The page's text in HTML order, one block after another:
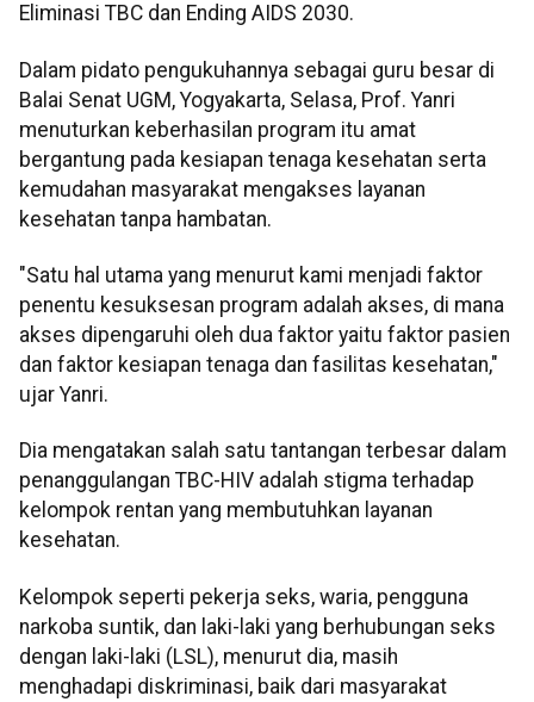
Eliminasi TBC dan Ending AIDS 2030.
Dalam pidato pengukuhannya sebagai guru besar di
Balai Senat UGM, Yogyakarta, Selasa, Prof. Yanri
menuturkan keberhasilan program itu amat
bergantung pada kesiapan tenaga kesehatan serta
kemudahan masyarakat mengakses layanan
kesehatan tanpa hambatan.
"Satu hal utama yang menurut kami menjadi faktor
penentu kesuksesan program adalah akses, di mana
akses dipengaruhi oleh dua faktor yaitu faktor pasien
dan faktor kesiapan tenaga dan fasilitas kesehatan,"
ujar Yanri.
Dia mengatakan salah satu tantangan terbesar dalam
penanggulangan TBC-HIV adalah stigma terhadap
kelompok rentan yang membutuhkan layanan
kesehatan.
Kelompok seperti pekerja seks, waria, pengguna
narkoba suntik, dan laki-laki yang berhubungan seks
dengan laki-laki (LSL), menurut dia, masih
menghadapi diskriminasi, baik dari masyarakat